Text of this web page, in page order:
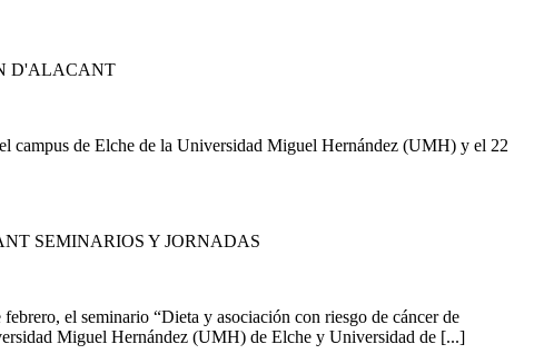
D'ALACANT
campus de Elche de la Universidad Miguel Hernández (UMH) y el 22
SEMINARIOS Y JORNADAS
el seminario “Dieta y asociación con riesgo de cáncer de
Miguel Hernández (UMH) de Elche y Universidad de [...]